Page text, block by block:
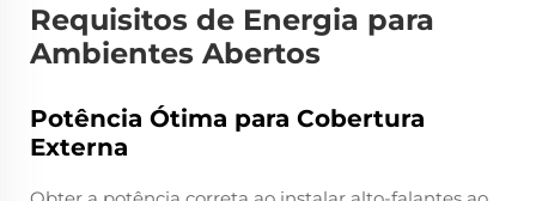
Requisitos de Energia para
Ambientes Abertos
Potência Ótima para Cobertura
Externa